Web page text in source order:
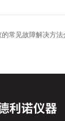
常见故障解决方法